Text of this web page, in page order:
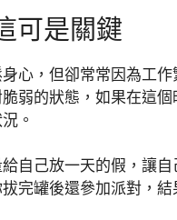
可是關鍵
心，但卻常常因為工
弱的狀態，如果在這
。
自己放一天的假，讓
完罐後還參加派對，